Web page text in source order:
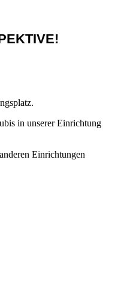
in unserer Einrichtung
Einrichtungen